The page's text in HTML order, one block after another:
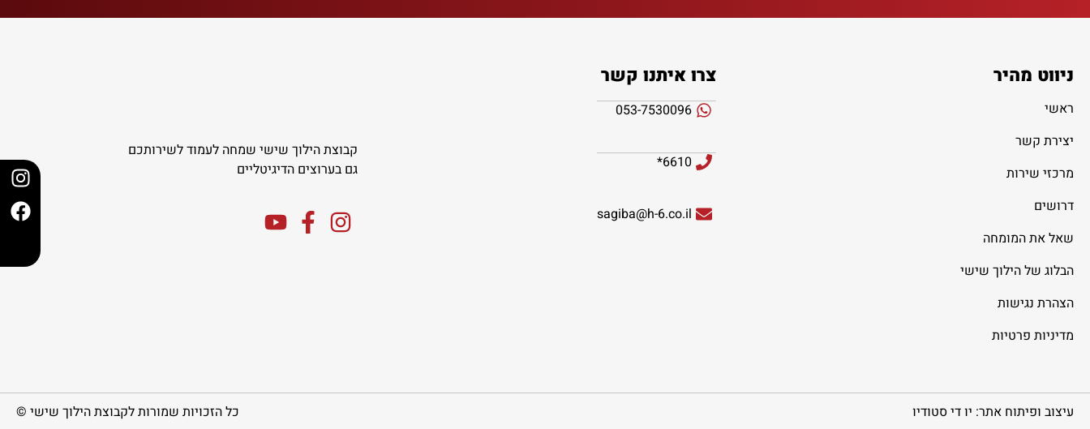
ניווט מהיר
ראשי
יצירת קשר
מרכזי שירות
דרושים
שאל את המומחה
הבלוג של הילוך שישי
הצהרת נגישות
מדיניות פרטיות
צרו איתנו קשר
053-7530096
6610*
sagiba@h-6.co.il
קבוצת הילוך שישי שמחה לעמוד לשירותכם
גם בערוצים הדיגיטליים
עיצוב ופיתוח אתר: יו די סטודיו כל הזכויות שמורות לקבוצת הילוך שישי ©